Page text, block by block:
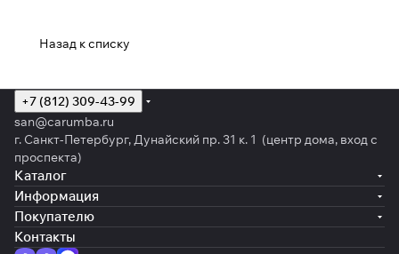
Назад к списку
+7 (812) 309-43-99
san@carumba.ru
г. Санкт-Петербург, Дунайский пр. 31 к. 1 (центр дома, вход с
проспекта)
Каталог
Информация
Покупателю
Контакты